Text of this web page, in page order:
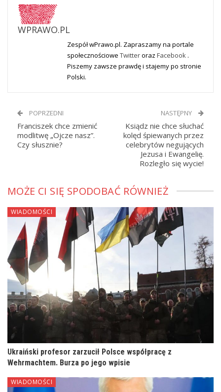
WPRAWO.PL
Zespół wPrawo.pl. Zapraszamy na portale
społecznościowe Twitteroraz Facebook .
Piszemy zawsze prawdę i stajemy po stronie
Polski.
POPRZEDNI
Franciszek chce zmienić
modlitwę „Ojcze nasz”.
Czy słusznie?
NASTĘPNY
Ksiądz nie chce słuchać
kolęd śpiewanych przez
celebrytów negujących
Jezusa i Ewangelię.
Rozległo się wycie!
MOŻE CI SIĘ SPODOBAĆ RÓWNIEŻ
WIADOMOŚCI
Ukraiński profesor zarzucił Polsce współpracę z
Wehrmachtem. Burza po jego wpisie
WIADOMOŚCI